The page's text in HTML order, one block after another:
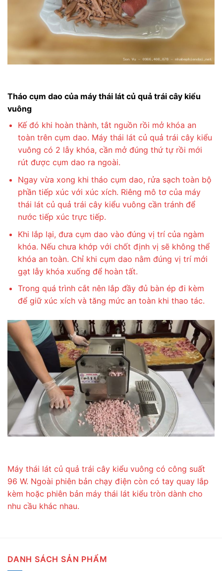
Tháo cụm dao của máy thái lát củ quả trái cây kiểu
vuông
Kế đó khi hoàn thành, tắt nguồn rồi mở khóa an
toàn trên cụm dao. Máy thái lát củ quả trái cây kiểu
vuông có 2 lẫy khóa, cần mở đúng thứ tự rồi mới
rút được cụm dao ra ngoài.
Ngay vừa xong khi tháo cụm dao, rửa sạch toàn bộ
phần tiếp xúc với xúc xích. Riêng mô tơ của máy
thái lát củ quả trái cây kiểu vuông cần tránh để
nước tiếp xúc trực tiếp.
Khi lắp lại, đưa cụm dao vào đúng vị trí của ngàm
khóa. Nếu chưa khớp với chốt định vị sẽ không thể
khóa an toàn. Chỉ khi cụm dao nằm đúng vị trí mới
gạt lẫy khóa xuống để hoàn tất.
Trong quá trình cắt nên lắp đầy đủ bàn ép đi kèm
để giữ xúc xích và tăng mức an toàn khi thao tác.
Máy thái lát củ quả trái cây kiểu vuông có công suất
96 W. Ngoài phiên bản chạy điện còn có tay quay lắp
kèm hoặc phiên bản máy thái lát kiểu tròn dành cho
nhu cầu khác nhau.
DANH SÁCH SẢN PHẨM